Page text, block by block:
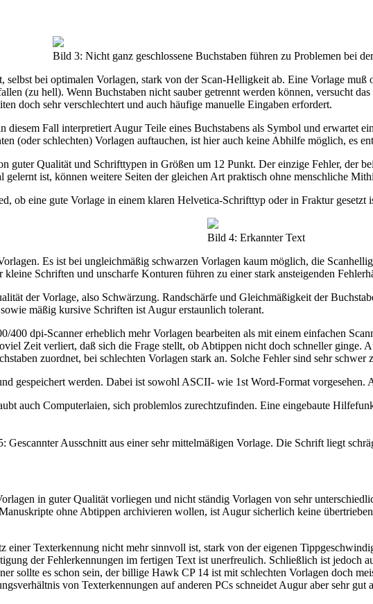
Bild 3: Nicht ganz geschlossene Buchstaben führen zu Problemen bei
selbst bei optimalen Vorlagen, stark von der Scan-Helligkeit ab. Eine Vorlage
(zu hell). Wenn Buchstaben nicht sauber getrennt werden können, versucht
doch sehr verschlechtert und auch häufige manuelle Eingaben erfordert.
diesem Fall interpretiert Augur Teile eines Buchstabens als Symbol und erwartet
(oder schlechten) Vorlagen auftauchen, ist hier auch keine Abhilfe möglich, es
guter Qualität und Schrifttypen in Größen um 12 Punkt. Der einzige Fehler, der
ist, können weitere Seiten der gleichen Art praktisch ohne menschliche
ob eine gute Vorlage in einem klaren Helvetica-Schrifttyp oder in Fraktur gesetzt
Bild 4: Erkannter Text
Es ist bei ungleichmäßig schwarzen Vorlagen kaum möglich, die
Schriften und unscharfe Konturen führen zu einer stark ansteigenden
der Vorlage, also Schwärzung. Randschärfe und Gleichmäßigkeit der
mäßig kursive Schriften ist Augur erstaunlich tolerant.
dpi-Scanner erheblich mehr Vorlagen bearbeiten als mit einem einfachen
Zeit verliert, daß sich die Frage stellt, ob Abtippen nicht doch schneller ginge.
zuordnet, bei schlechten Vorlagen stark an. Solche Fehler sind sehr
gespeichert werden. Dabei ist sowohl ASCII- wie 1st Word-Format
auch Computerlaien, sich problemlos zurechtzufinden. Eine eingebaute
Gescannter Ausschnitt aus einer sehr mittelmäßigen Vorlage. Die Schrift liegt
in guter Qualität vorliegen und nicht ständig Vorlagen von sehr
ohne Abtippen archivieren wollen, ist Augur sicherlich keine
einer Texterkennung nicht mehr sinnvoll ist, stark von der eigenen
der Fehlerkennungen im fertigen Text ist unerfreulich. Schließlich ist jedoch
sollte es schon sein, der billige Hawk CP 14 ist mit schlechten Vorlagen doch
von Texterkennungen auf anderen PCs schneidet Augur aber sehr gut